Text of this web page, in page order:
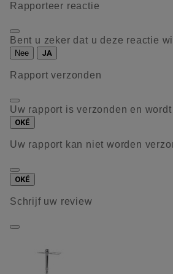
Rapporteer reactie
Bent u zeker dat u deze reactie
Nee JA
Rapport verzonden
Uw rapport is verzonden en
OKÉ
Uw rapport kan niet worden
OKÉ
Schrijf uw review